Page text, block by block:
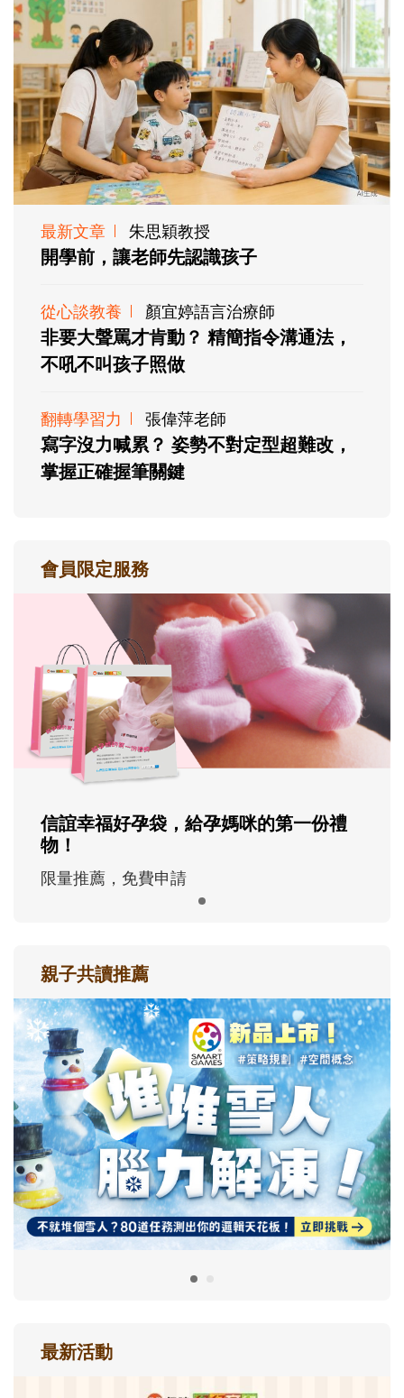
最新文章 朱思穎教授
開學前，讓老師先認識孩子
從心談教養 顏宜婷語言治療師
非要大聲罵才肯動？ 精簡指令溝通法，
不吼不叫孩子照做
翻轉學習力 張偉萍老師
寫字沒力喊累？ 姿勢不對定型超難改，
掌握正確握筆關鍵
會員限定服務
信誼幸福好孕袋，給孕媽咪的第一份禮
物！
限量推薦，免費申請
親子共讀推薦
最新活動